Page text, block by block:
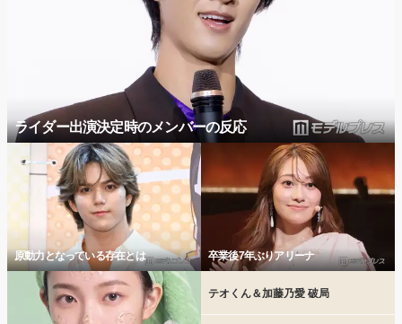
ライダー出演決定時のメンバーの反応
原動力となっている存在とは 卒業後7年ぶりアリーナ
テオくん＆加藤乃愛 破局